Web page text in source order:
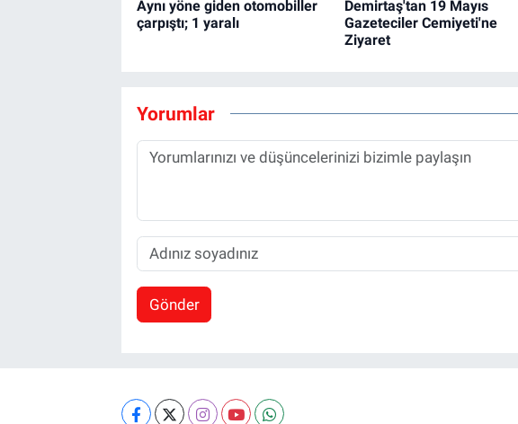
Aynı yöne giden otomobiller
çarpıştı; 1 yaralı
Demirtaş'tan 19 Mayıs
Gazeteciler Cemiyeti'ne
Ziyaret
Yorumlar
Gönder